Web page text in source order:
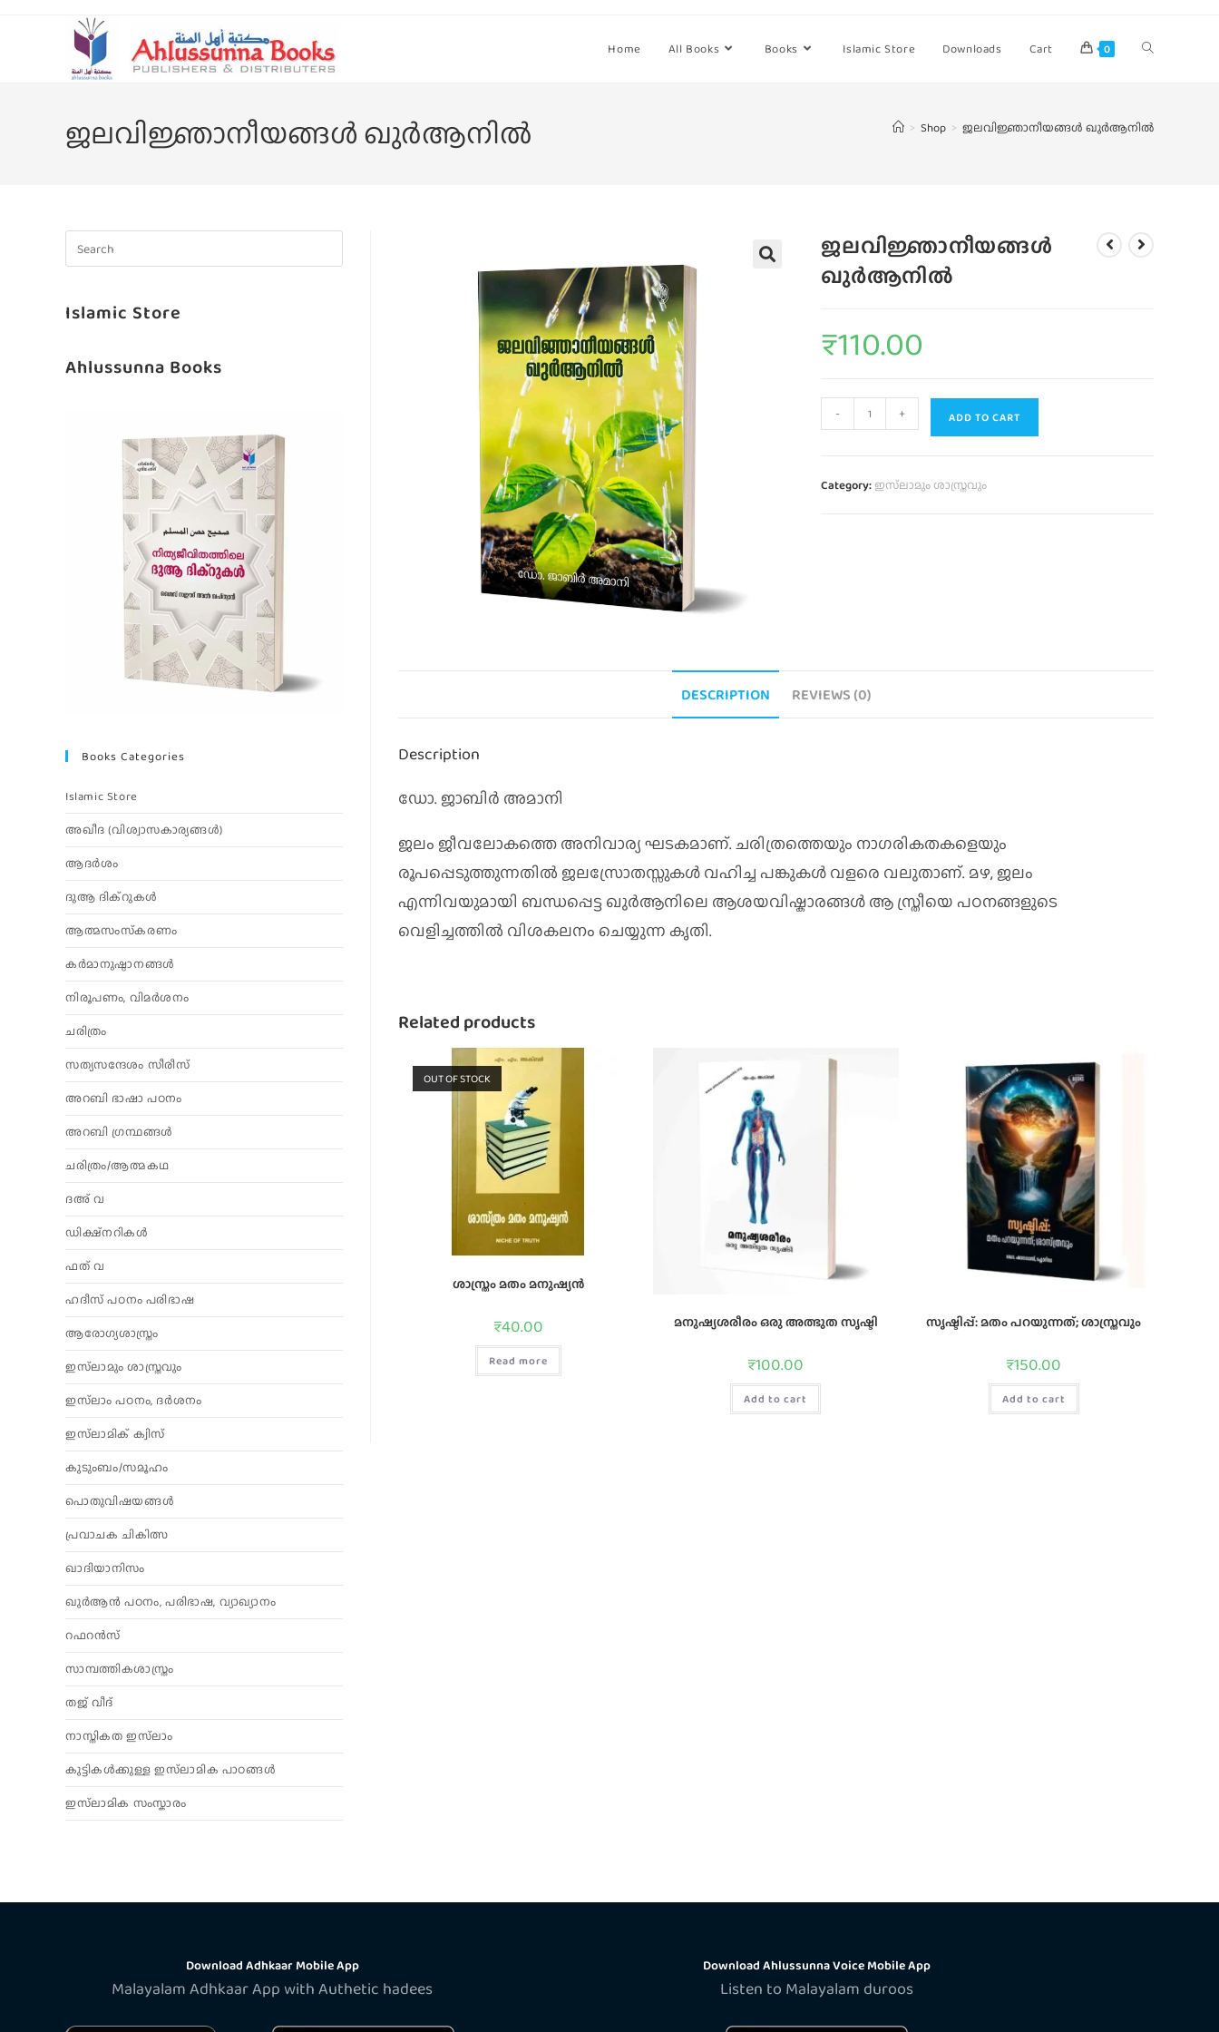
Home All Books Books Islamic Store Downloads Cart 0
ജലവിജ്ഞാനീയങ്ങൾ ഖുർആനിൽ > Shop > ജലവിജ്ഞാനീയങ്ങൾ ഖുർആനിൽ
ജലവിജ്ഞാനീയങ്ങൾ
ഖുർആനിൽ
₹110.00
- + ADD TO CART
Category:ഇസ്‌ലാമും ശാസ്ത്രവും
DESCRIPTION REVIEWS (0)
Description
ഡോ. ജാബിർ അമാനി
ജലം ജീവലോകത്തെ അനിവാര്യ ഘടകമാണ്. ചരിത്രത്തെയും നാഗരികതകളെയും
രൂപപ്പെടുത്തുന്നതിൽ ജലസ്രോതസ്സുകൾ വഹിച്ച പങ്കുകൾ വളരെ വലുതാണ്. മഴ, ജലം
എന്നിവയുമായി ബന്ധപ്പെട്ട ഖുർആനിലെ ആശയവിഷ്കാരങ്ങൾ ആ സ്ത്രീയെ പഠനങ്ങളുടെ
വെളിച്ചത്തിൽ വിശകലനം ചെയ്യുന്ന കൃതി.
Related products
OUT OF STOCK
ശാസ്ത്രം മതം മനുഷ്യന്‍
₹40.00
Read more
മനുഷ്യശരീരം ഒരു അത്ഭുത സൃഷ്ടി
₹100.00
Add to cart
സൃഷ്ടിപ്പ്: മതം പറയുന്നത്; ശാസ്ത്രവും
₹150.00
Add to cart
Islamic Store
Ahlussunna Books
Books Categories
Islamic Store
അഖീദ (വിശ്വാസകാര്യങ്ങള്‍)
ആദര്‍ശം
ദുആ ദിക്റുകൾ
ആത്മസംസ്‌കരണം
കര്‍മാനുഷ്ഠാനങ്ങള്‍
നിരൂപണം, വിമര്‍ശനം
ചരിത്രം
സത്യസന്ദേശം സീരീസ്
അറബി ഭാഷാ പഠനം
അറബി ഗ്രന്ഥങ്ങൾ
ചരിത്രം/ആത്മകഥ
ദഅ് വ
ഡിക്ഷ്നറികൾ
ഫത് വ
ഹദീസ് പഠനം പരിഭാഷ
ആരോഗ്യശാസ്ത്രം
ഇസ്‌ലാമും ശാസ്ത്രവും
ഇസ്‌ലാം പഠനം, ദർശനം
ഇസ്‌ലാമിക് ക്വിസ്
കുടുംബം/സമൂഹം
പൊതുവിഷയങ്ങൾ
പ്രവാചക ചികിത്സ
ഖാദിയാനിസം
ഖുർആൻ പഠനം, പരിഭാഷ, വ്യാഖ്യാനം
റഫറൻസ്
സാമ്പത്തികശാസ്ത്രം
തജ് വീദ്
നാസ്തികത ഇസ്‌ലാം
കുട്ടികൾക്കുള്ള ഇസ്‌ലാമിക പാഠങ്ങൾ
ഇസ്‌ലാമിക സംസ്കാരം
Download Adhkaar Mobile App
Malayalam Adhkaar App with Authetic hadees
Download Ahlussunna Voice Mobile App
Listen to Malayalam duroos